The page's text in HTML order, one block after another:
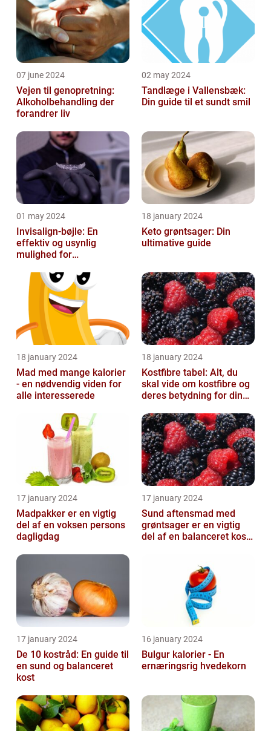
07 june 2024
Vejen til genopretning:
Alkoholbehandling der
forandrer liv
02 may 2024
Tandlæge i Vallensbæk:
Din guide til et sundt smil
01 may 2024
Invisalign-bøjle: En
effektiv og usynlig
mulighed for
18 january 2024
Keto grøntsager: Din
ultimative guide
18 january 2024
Mad med mange kalorier
- en nødvendig viden for
alle interesserede
18 january 2024
Kostfibre tabel: Alt, du
skal vide om kostfibre og
deres betydning for din
17 january 2024
Madpakker er en vigtig
del af en voksen persons
dagligdag
17 january 2024
Sund aftensmad med
grøntsager er en vigtig
del af en balanceret kost,
17 january 2024
De 10 kostråd: En guide til
en sund og balanceret
kost
16 january 2024
Bulgur kalorier - En
ernæringsrig hvedekorn